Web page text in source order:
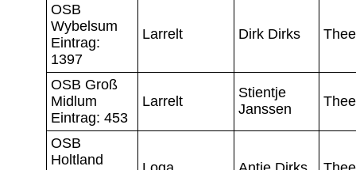
OSB
Wybelsum
Eintrag:
1397
Larrelt Dirk Dirks
OSB Groß
Midlum
Eintrag: 453
Larrelt
Stientje
Janssen
OSB
Holtland